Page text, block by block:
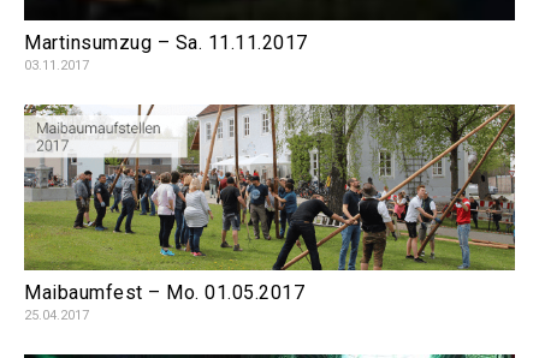
Martinsumzug – Sa. 11.11.2017
03.11.2017
Maibaumfest – Mo. 01.05.2017
25.04.2017